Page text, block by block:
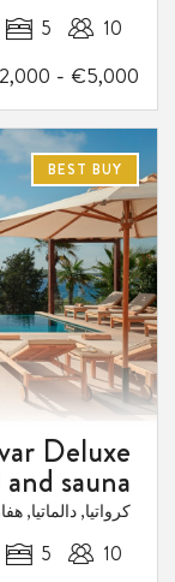
10
5
- €5,000
BEST BUY
Deluxe
sauna
كرواتيا, دالماتيا,
10
5